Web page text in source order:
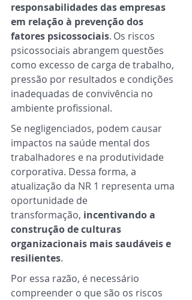
responsabilidades das empresas
em relação à prevenção dos
fatores psicossociais. Os riscos
psicossociais abrangem questões
como excesso de carga de trabalho,
pressão por resultados e condições
inadequadas de convivência no
ambiente profissional.
Se negligenciados, podem causar
impactos na saúde mental dos
trabalhadores e na produtividade
corporativa. Dessa forma, a
atualização da NR 1 representa uma
oportunidade de
transformação, incentivando a
construção de culturas
organizacionais mais saudáveis e
resilientes.
Por essa razão, é necessário
compreender o que são os riscos